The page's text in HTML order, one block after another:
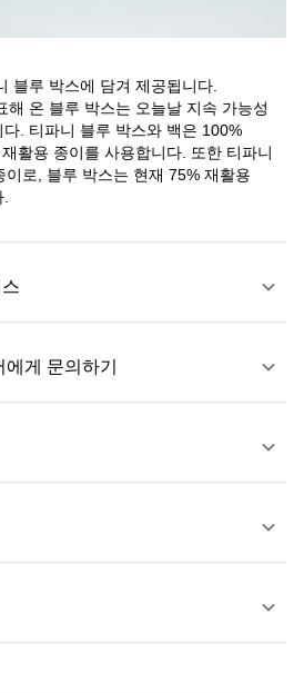
블루 박스에 담겨 제공됩니다.
해 온 블루 박스는 오늘날 지속 가능성
. 티파니 블루 박스와 백은 100%
활용 종이를 사용합니다. 또한 티파니
로, 블루 박스는 현재 75% 재활용
게 문의하기